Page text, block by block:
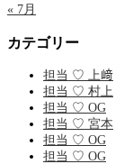
« 7月
カテゴリー
担当 ♡ 上﨑
担当 ♡ 村上
担当 ♡ OG
担当 ♡ 宮本
担当 ♡ OG
担当 ♡ OG